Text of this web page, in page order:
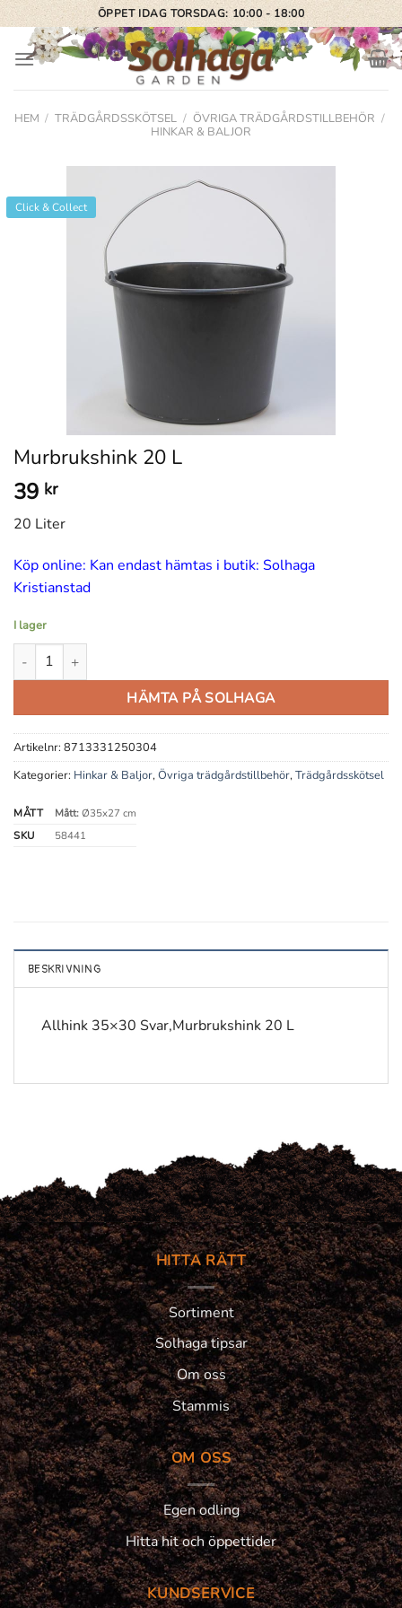
Skip
to
content
ÖPPET IDAG TORSDAG: 10:00 - 18:00
HEM / TRÄDGÅRDSSKÖTSEL / ÖVRIGA TRÄDGÅRDSTILLBEHÖR /
HINKAR & BALJOR
Click & Collect
Murbrukshink 20 L
39 kr
20 Liter
Köp online: Kan endast hämtas i butik: Solhaga
Kristianstad
I lager
Murbrukshink 20 L mängd
HÄMTA PÅ SOLHAGA
Artikelnr: 8713331250304
Kategorier: Hinkar & Baljor,Övriga trädgårdstillbehör,Trädgårdsskötsel
MÅTT Mått:Ø35x27 cm
SKU
58441
BESKRIVNING
Allhink 35×30 Svar,Murbrukshink 20 L
HITTA RÄTT
Sortiment
Solhaga tipsar
Om oss
Stammis
OM OSS
Egen odling
Hitta hit och öppettider
KUNDSERVICE